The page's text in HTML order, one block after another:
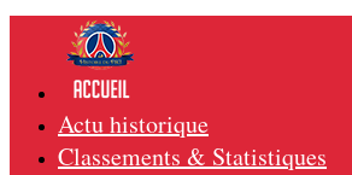
Actu historique
Classements & Statistiques